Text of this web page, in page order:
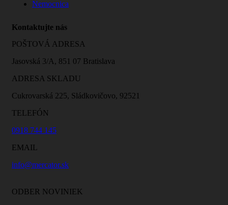
Nemocnica
Kontaktujte nás
POŠTOVÁ ADRESA
Jasovská 3/A, 851 07 Bratislava
ADRESA SKLADU
Cukrovarská 225, Sládkovičovo, 92521
TELEFÓN
0918 744 145
EMAIL
info@mercator.sk
ODBER NOVINIEK